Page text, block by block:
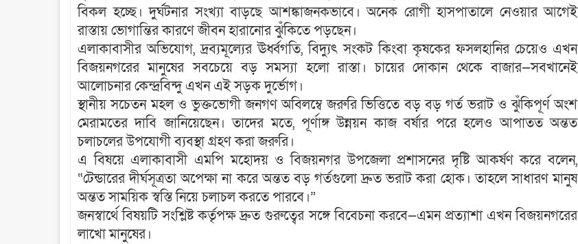
বিকল হচ্ছে। দুর্ঘটনার সংখ্যা বাড়ছে আশঙ্কাজনকভাবে। অনেক রোগী হাসপাতালে নেওয়ার আগেই
রাস্তায় ভোগান্তির কারণে জীবন হারানোর ঝুঁকিতে পড়ছেন।
‎এলাকাবাসীর অভিযোগ, দ্রব্যমূল্যের ঊর্ধ্বগতি, বিদ্যুৎ সংকট কিংবা কৃষকের ফসলহানির চেয়েও এখন
বিজয়নগরের মানুষের সবচেয়ে বড় সমস্যা হলো রাস্তা। চায়ের দোকান থেকে বাজার—সবখানেই
আলোচনার কেন্দ্রবিন্দু এখন এই সড়ক দুর্ভোগ।
‎স্থানীয় সচেতন মহল ও ভুক্তভোগী জনগণ অবিলম্বে জরুরি ভিত্তিতে বড় বড় গর্ত ভরাট ও ঝুঁকিপূর্ণ অংশ
মেরামতের দাবি জানিয়েছেন। তাদের মতে, পূর্ণাঙ্গ উন্নয়ন কাজ বর্ষার পরে হলেও আপাতত অন্তত
চলাচলের উপযোগী ব্যবস্থা গ্রহণ করা জরুরি।
‎এ বিষয়ে এলাকাবাসী এমপি মহোদয় ও বিজয়নগর উপজেলা প্রশাসনের দৃষ্টি আকর্ষণ করে বলেন,
“টেন্ডারের দীর্ঘসূত্রতা অপেক্ষা না করে অন্তত বড় গর্তগুলো দ্রুত ভরাট করা হোক। তাহলে সাধারণ মানুষ
অন্তত সাময়িক স্বস্তি নিয়ে চলাচল করতে পারবে।”
‎জনস্বার্থে বিষয়টি সংশ্লিষ্ট কর্তৃপক্ষ দ্রুত গুরুত্বের সঙ্গে বিবেচনা করবে—এমন প্রত্যাশা এখন বিজয়নগরের
লাখো মানুষের।